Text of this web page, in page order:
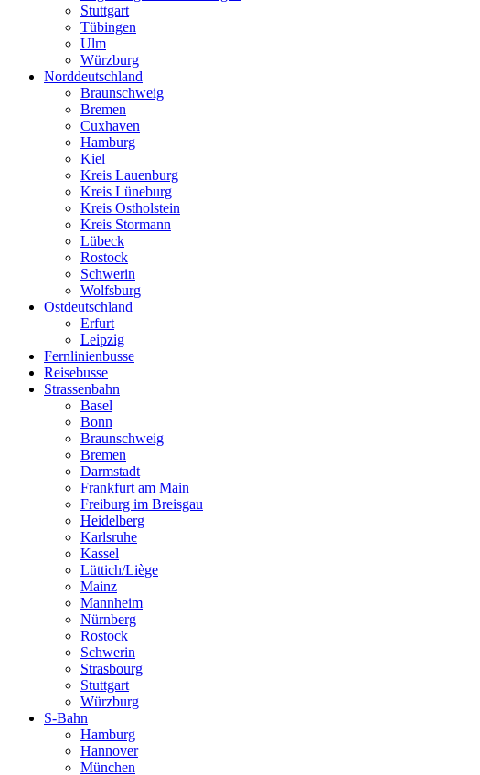
Stuttgart
Tübingen
Ulm
Würzburg
Norddeutschland
Braunschweig
Bremen
Cuxhaven
Hamburg
Kiel
Kreis Lauenburg
Kreis Lüneburg
Kreis Ostholstein
Kreis Stormann
Lübeck
Rostock
Schwerin
Wolfsburg
Ostdeutschland
Erfurt
Leipzig
Fernlinienbusse
Reisebusse
Strassenbahn
Basel
Bonn
Braunschweig
Bremen
Darmstadt
Frankfurt am Main
Freiburg im Breisgau
Heidelberg
Karlsruhe
Kassel
Lüttich/Liège
Mainz
Mannheim
Nürnberg
Rostock
Schwerin
Strasbourg
Stuttgart
Würzburg
S-Bahn
Hamburg
Hannover
München